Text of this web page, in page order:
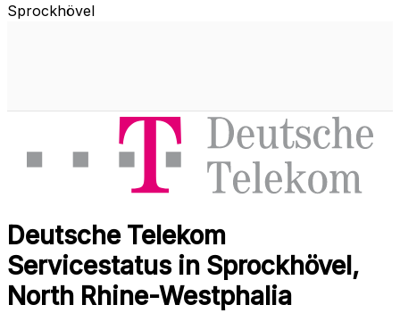
Sprockhövel
Deutsche Telekom
Servicestatus in Sprockhövel,
North Rhine-Westphalia